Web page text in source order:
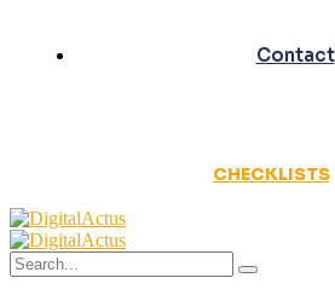
Contact
CHECKLISTS